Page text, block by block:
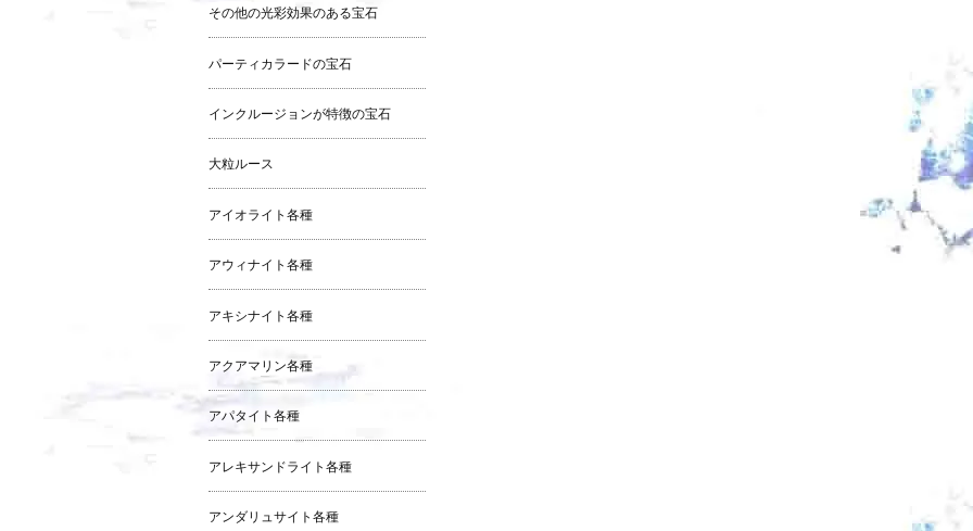
その他の光彩効果のある宝石
パーティカラードの宝石
インクルージョンが特徴の宝石
大粒ルース
アイオライト各種
アウィナイト各種
アキシナイト各種
アクアマリン各種
アパタイト各種
アレキサンドライト各種
アンダリュサイト各種